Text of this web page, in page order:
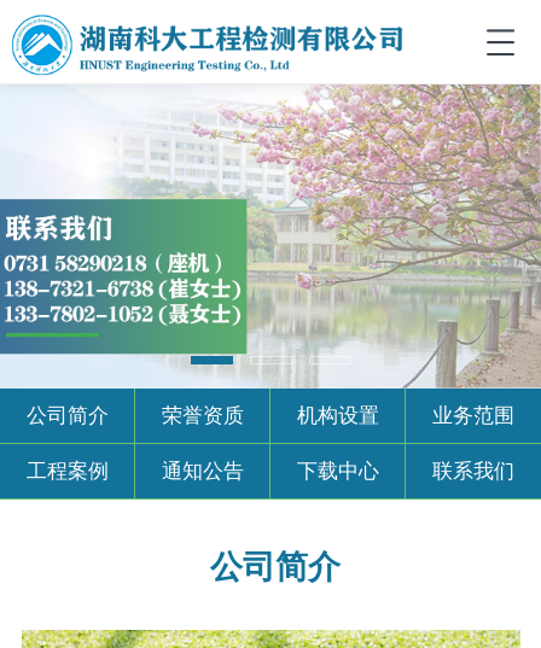
公司简介 荣誉资质 机构设置 业务范围
工程案例 通知公告 下载中心 联系我们
公司简介